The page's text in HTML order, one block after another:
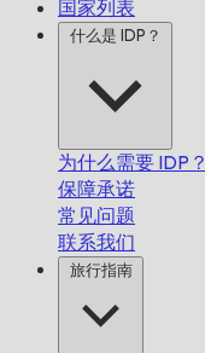
国家列表
什么是 IDP？
为什么需要 IDP？
保障承诺
常见问题
联系我们
旅行指南